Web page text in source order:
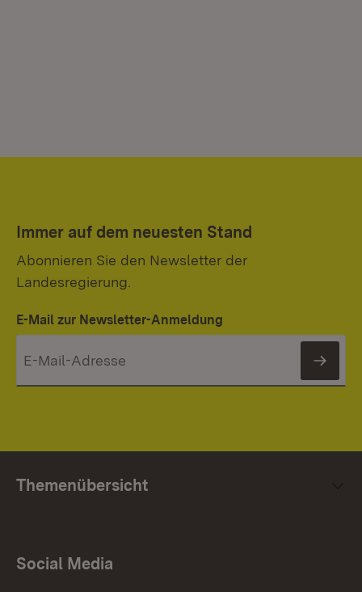
Immer auf dem neuesten Stand
Abonnieren Sie den Newsletter der
Landesregierung.
E-Mail zur Newsletter-Anmeldung
Themenübersicht
Social Media